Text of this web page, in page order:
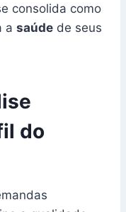
consolida como
a saúde de seus
do